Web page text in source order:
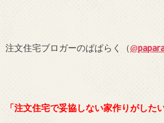
注文住宅ブロガーのぱぱらく（@
「注文住宅で妥協しない家作りがした